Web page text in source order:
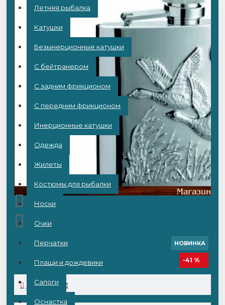
Летняя рыбалка
Катушки
Безынерционные катушки
С бейтранером
С задним фрикционом
С передним фрикционом
Инерционные катушки
Одежда
Жилеты
Костюмы для рыбалки
Носки
Очки
Перчатки
Плащи и дождевики
Сапоги
Оснастка
НОВИНКА
-41 %
ОПИСАНИЕ